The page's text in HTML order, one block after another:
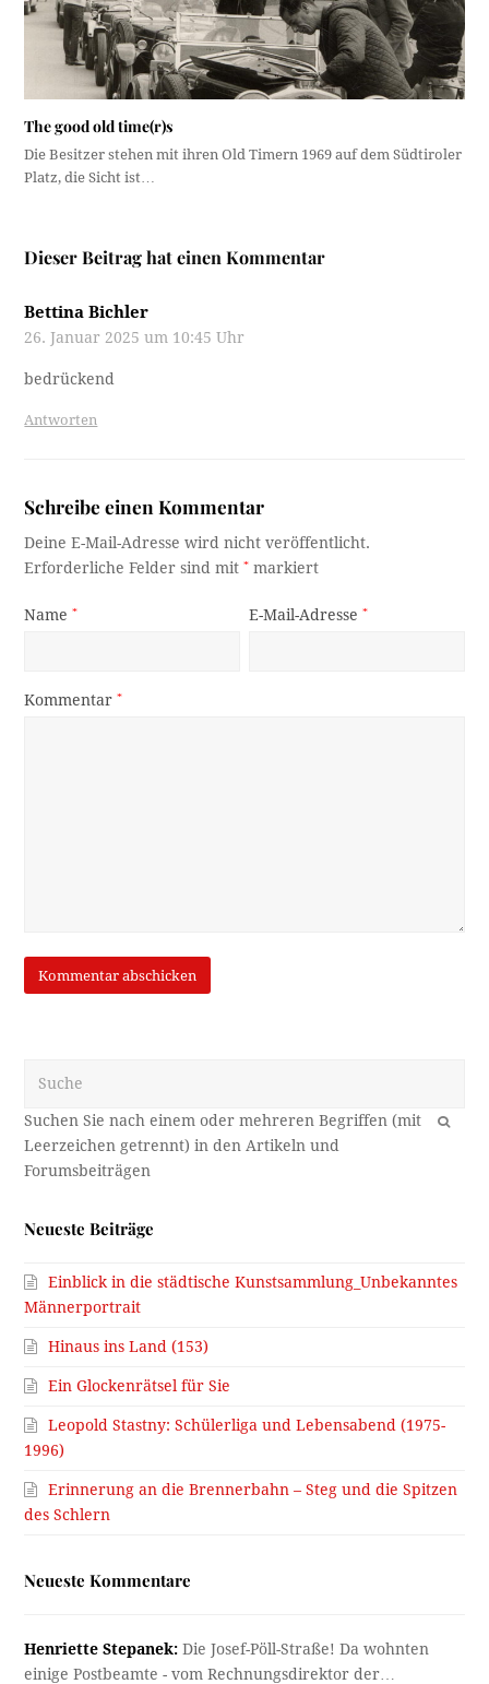
The good old time(r)s
Die Besitzer stehen mit ihren Old Timern 1969 auf dem Südtiroler
Platz, die Sicht ist…
Dieser Beitrag hat einen Kommentar
Bettina Bichler
26. Januar 2025 um 10:45 Uhr
bedrückend
Antworten
Schreibe einen Kommentar
Deine E-Mail-Adresse wird nicht veröffentlicht.
Erforderliche Felder sind mit* markiert
Name* E-Mail-Adresse*
Kommentar*
OK
Neueste Beiträge
Einblick in die städtische Kunstsammlung_Unbekanntes
Männerportrait
Hinaus ins Land (153)
Ein Glockenrätsel für Sie
Leopold Stastny: Schülerliga und Lebensabend (1975-
1996)
Erinnerung an die Brennerbahn – Steg und die Spitzen
des Schlern
Neueste Kommentare
Henriette Stepanek: Die Josef-Pöll-Straße! Da wohnten
einige Postbeamte - vom Rechnungsdirektor der…